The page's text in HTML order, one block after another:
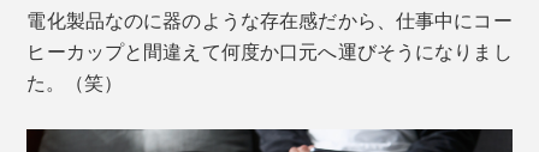
電化製品なのに器のような存在感だから、仕事中にコー
ヒーカップと間違えて何度か口元へ運びそうになりまし
た。（笑）